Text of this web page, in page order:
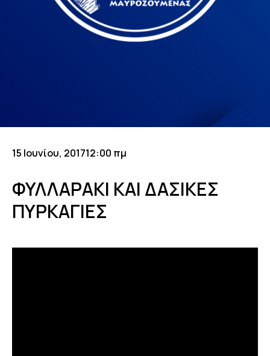
15 Ιουνίου, 201712:00 πμ
ΦΥΛΛΑΡΑΚΙ ΚΑΙ ΔΑΣΙΚΕΣ
ΠΥΡΚΑΓΙΕΣ